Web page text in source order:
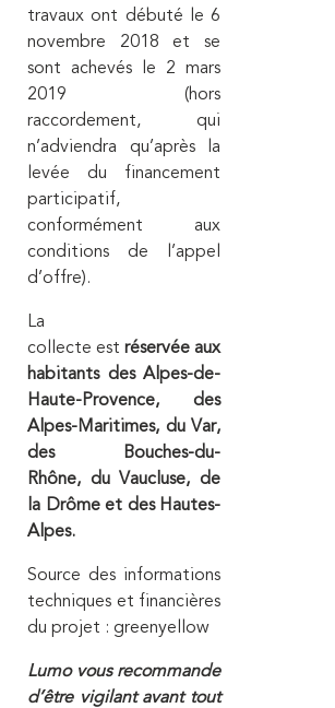
travaux ont débuté le 6
novembre 2018 et se
sont achevés le 2 mars
2019 (hors
raccordement, qui
n’adviendra qu’après la
levée du financement
participatif,
conformément aux
conditions de l’appel
d’offre).
La
collecte est réservée aux
habitants des Alpes-de-
Haute-Provence, des
Alpes-Maritimes, du Var,
des Bouches-du-
Rhône, du Vaucluse, de
la Drôme et des Hautes-
Alpes.
Source des informations
techniques et financières
du projet : greenyellow
Lumo vous recommande
d’être vigilant avant tout